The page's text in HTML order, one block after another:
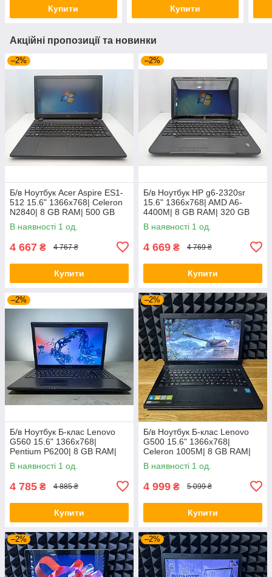
Купити Купити
Акційні пропозиції та новинки
–2%
Б/в Ноутбук Acer Aspire ES1-
512 15.6" 1366x768| Celeron
N2840| 8 GB RAM| 500 GB
HDD| HD
В наявності 1 од.
4 667 ₴ 4 767 ₴
Купити
–2%
Б/в Ноутбук HP g6-2320sr
15.6" 1366x768| AMD A6-
4400M| 8 GB RAM| 320 GB
HDD| Radeon HD 7520G
В наявності 1 од.
4 669 ₴ 4 769 ₴
Купити
–2%
Б/в Ноутбук Б-клас Lenovo
G560 15.6" 1366x768|
Pentium P6200| 8 GB RAM|
120 GB SSD| HD
В наявності 1 од.
4 785 ₴ 4 885 ₴
Купити
–2%
Б/в Ноутбук Б-клас Lenovo
G500 15.6" 1366x768|
Celeron 1005M| 8 GB RAM|
128 GB SSD| HD
В наявності 1 од.
4 999 ₴ 5 099 ₴
Купити
–2% –2%